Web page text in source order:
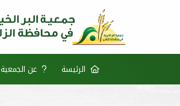
الرئيسة عن الجمعية